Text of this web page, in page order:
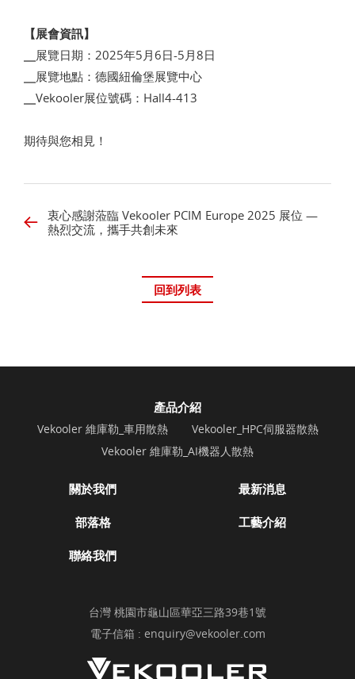
【展會資訊】
╴展覽日期：2025年5月6日-5月8日
╴展覽地點：德國紐倫堡展覽中心
╴Vekooler展位號碼：Hall4-413
期待與您相見！
衷心感謝蒞臨 Vekooler PCIM Europe 2025 展位 —
熱烈交流，攜手共創未來
回到列表
產品介紹
Vekooler 維庫勒_車用散熱
Vekooler_HPC伺服器散熱
Vekooler 維庫勒_AI機器人散熱
關於我們 最新消息
部落格 工藝介紹
聯絡我們
台灣 桃園市龜山區華亞三路39巷1號
電子信箱 : enquiry@vekooler.com